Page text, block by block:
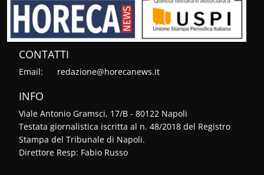
CONTATTI
Email: redazione@horecanews.it
INFO
Viale Antonio Gramsci, 17/B - 80122 Napoli
Testata giornalistica iscritta al n. 48/2018 del Registro
Stampa del Tribunale di Napoli.
Direttore Resp: Fabio Russo